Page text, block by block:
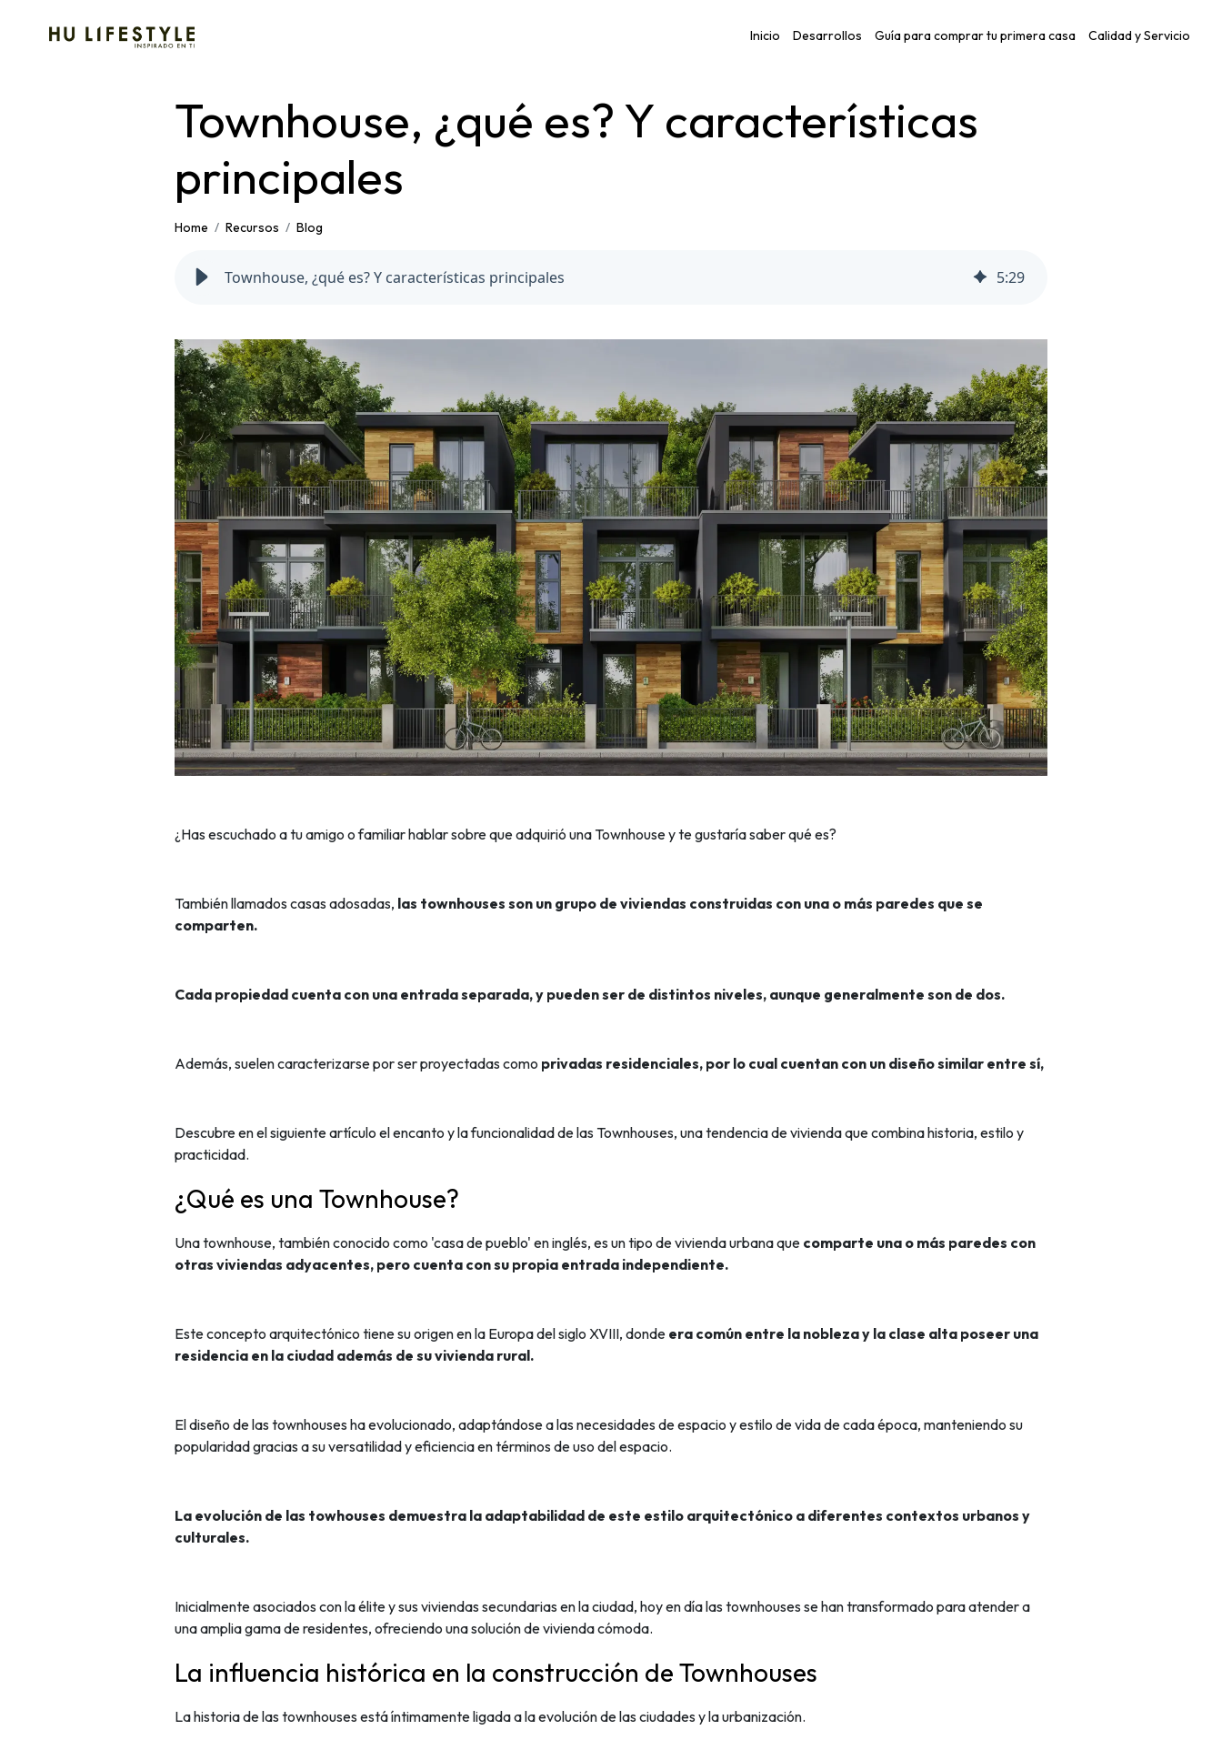
Inicio Desarrollos Guía para comprar tu primera casa Calidad y Servicio
Townhouse, ¿qué es? Y características
principales
Home Recursos Blog
Townhouse, ¿qué es? Y características principales 5:29
¿Has escuchado a tu amigo o familiar hablar sobre que adquirió una Townhouse y te gustaría saber qué es?
También llamados casas adosadas, las townhouses son un grupo de viviendas construidas con una o más paredes que se
comparten.
Cada propiedad cuenta con una entrada separada, y pueden ser de distintos niveles, aunque generalmente son de dos.
Además, suelen caracterizarse por ser proyectadas como privadas residenciales, por lo cual cuentan con un diseño similar entre sí,
Descubre en el siguiente artículo el encanto y la funcionalidad de las Townhouses, una tendencia de vivienda que combina historia, estilo y
practicidad.
¿Qué es una Townhouse?
Una townhouse, también conocido como 'casa de pueblo' en inglés, es un tipo de vivienda urbana que comparte una o más paredes con
otras viviendas adyacentes, pero cuenta con su propia entrada independiente.
Este concepto arquitectónico tiene su origen en la Europa del siglo XVIII, donde era común entre la nobleza y la clase alta poseer una
residencia en la ciudad además de su vivienda rural.
El diseño de las townhouses ha evolucionado, adaptándose a las necesidades de espacio y estilo de vida de cada época, manteniendo su
popularidad gracias a su versatilidad y eficiencia en términos de uso del espacio.
La evolución de las towhouses demuestra la adaptabilidad de este estilo arquitectónico a diferentes contextos urbanos y
culturales.
Inicialmente asociados con la élite y sus viviendas secundarias en la ciudad, hoy en día las townhouses se han transformado para atender a
una amplia gama de residentes, ofreciendo una solución de vivienda cómoda.
La influencia histórica en la construcción de Townhouses
La historia de las townhouses está íntimamente ligada a la evolución de las ciudades y la urbanización.